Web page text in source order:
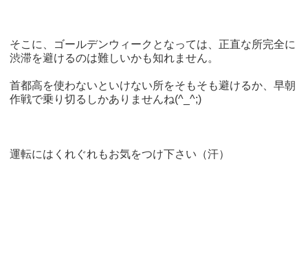
そこに、ゴールデンウィークとなっては、正直な所完全に
渋滞を避けるのは難しいかも知れません。
首都高を使わないといけない所をそもそも避けるか、早朝
作戦で乗り切るしかありませんね(^_^;)
運転にはくれぐれもお気をつけ下さい（汗）